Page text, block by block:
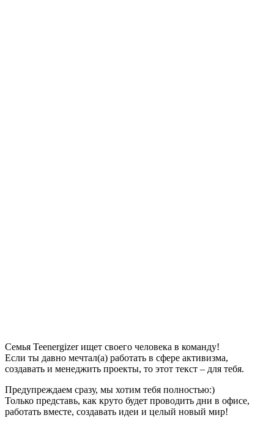
Семья Teenergizer ищет своего человека в команду!
Если ты давно мечтал(а) работать в сфере активизма,
создавать и менеджить проекты, то этот текст – для тебя.
Предупреждаем сразу, мы хотим тебя полностью:)
Только представь, как круто будет проводить дни в офисе,
работать вместе, создавать идеи и целый новый мир!